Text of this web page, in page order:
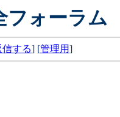
フォーラム
信する] [管理用]